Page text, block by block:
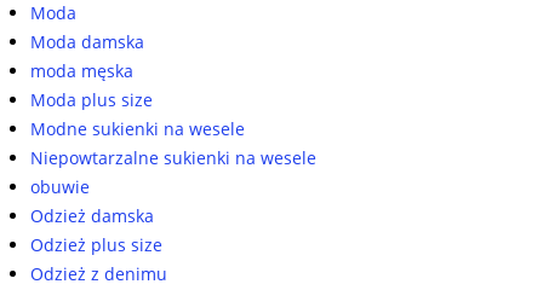
Moda
Moda damska
moda męska
Moda plus size
Modne sukienki na wesele
Niepowtarzalne sukienki na wesele
obuwie
Odzież damska
Odzież plus size
Odzież z denimu